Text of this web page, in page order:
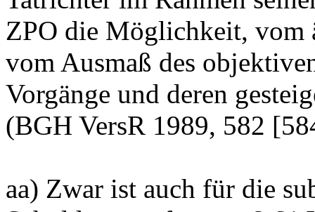
ZPO die Möglichkeit, vom
vom Ausmaß des
Vorgänge und deren
(BGH VersR 1989, 582
aa) Zwar ist auch für die